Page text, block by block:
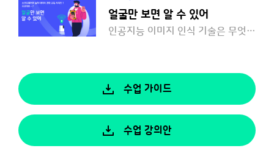
얼굴만 보면 알 수 있어
인공지능 이미지 인식 기술은 무엇일까요?
수업 가이드
수업 강의안